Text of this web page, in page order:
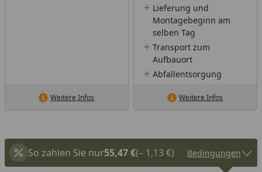
Weitere Infos
Lieferung und
Montagebeginn am
selben Tag
Transport zum
Aufbauort
Abfallentsorgung
Weitere Infos
So zahlen Sie nur55,47 €(– 1,13 €) Bedingungen